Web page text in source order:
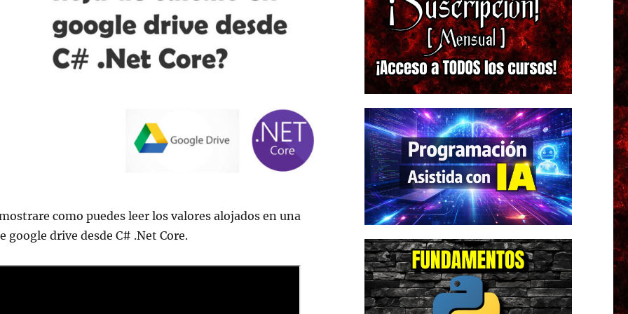
como puedes leer los valores alojados en una
google drive desde C# .Net Core.